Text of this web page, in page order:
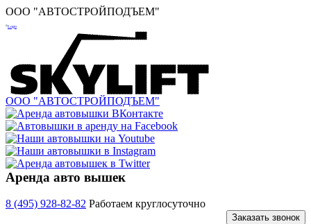
ООО "АВТОСТРОЙПОДЪЕМ"
ООО "АВТОСТРОЙПОДЪЕМ"
Аренда авто вышек
8 (495) 928-82-82 Работаем круглосуточно
Заказать звонок